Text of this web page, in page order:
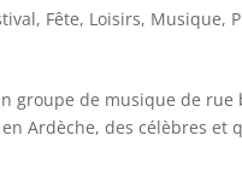
, Fête, Loisirs, Musique,
groupe de musique de rue
Ardèche, des célèbres et